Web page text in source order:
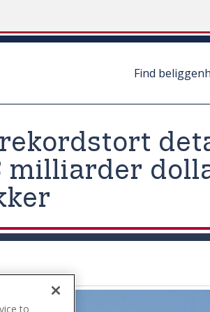
Find
milliarder
to